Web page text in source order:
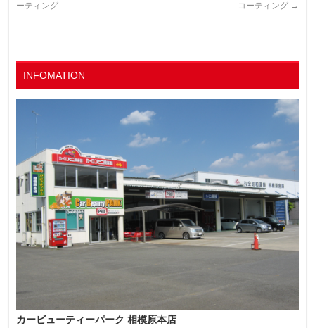
ーティング
コーティング →
INFOMATION
カービューティーパーク 相模原本店